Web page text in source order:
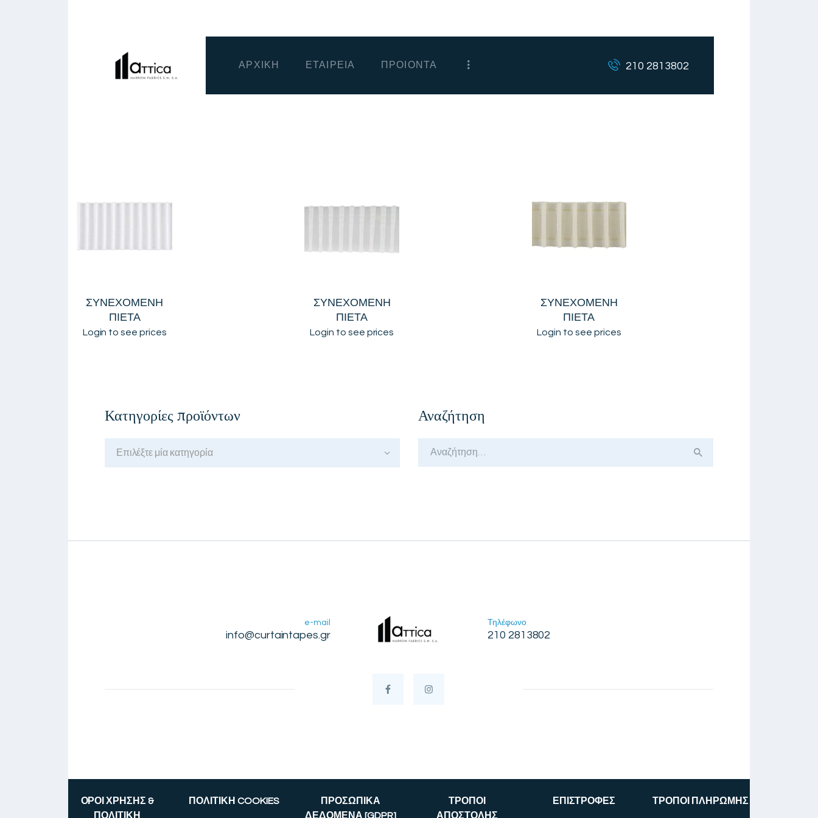
ΑΡΧΙΚΗ ΕΤΑΙΡΕΙΑ ΠΡΟΙΟΝΤΑ 210 2813802
ΣΥΝΕΧΟΜΕΝΗ
ΠΙΕΤΑ
Login to see prices
ΣΥΝΕΧΟΜΕΝΗ
ΠΙΕΤΑ
Login to see prices
ΣΥΝΕΧΟΜΕΝΗ
ΠΙΕΤΑ
Login to see prices
Κατηγορίες προϊόντων
Επιλέξτε μία κατηγορία
Αναζήτηση
Αναζήτηση
e-mail
info@curtaintapes.gr
Τηλέφωνο
210 2813802
ΟΡΟΙ ΧΡΗΣΗΣ &
ΠΟΛΙΤΙΚΗ
ΠΟΛΙΤΙΚΗ COOKIES
ΠΡΟΣΩΠΙΚΑ
ΔΕΔΟΜΕΝΑ [GDPR]
ΤΡΟΠΟΙ
ΑΠΟΣΤΟΛΗΣ
ΕΠΙΣΤΡΟΦΕΣ ΤΡΟΠΟΙ ΠΛΗΡΩΜΗΣ